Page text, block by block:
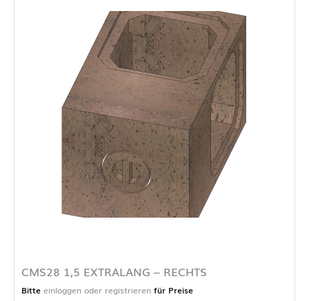
CMS28 1,5 EXTRALANG – RECHTS
Bitte einloggen oder registrieren für Preise